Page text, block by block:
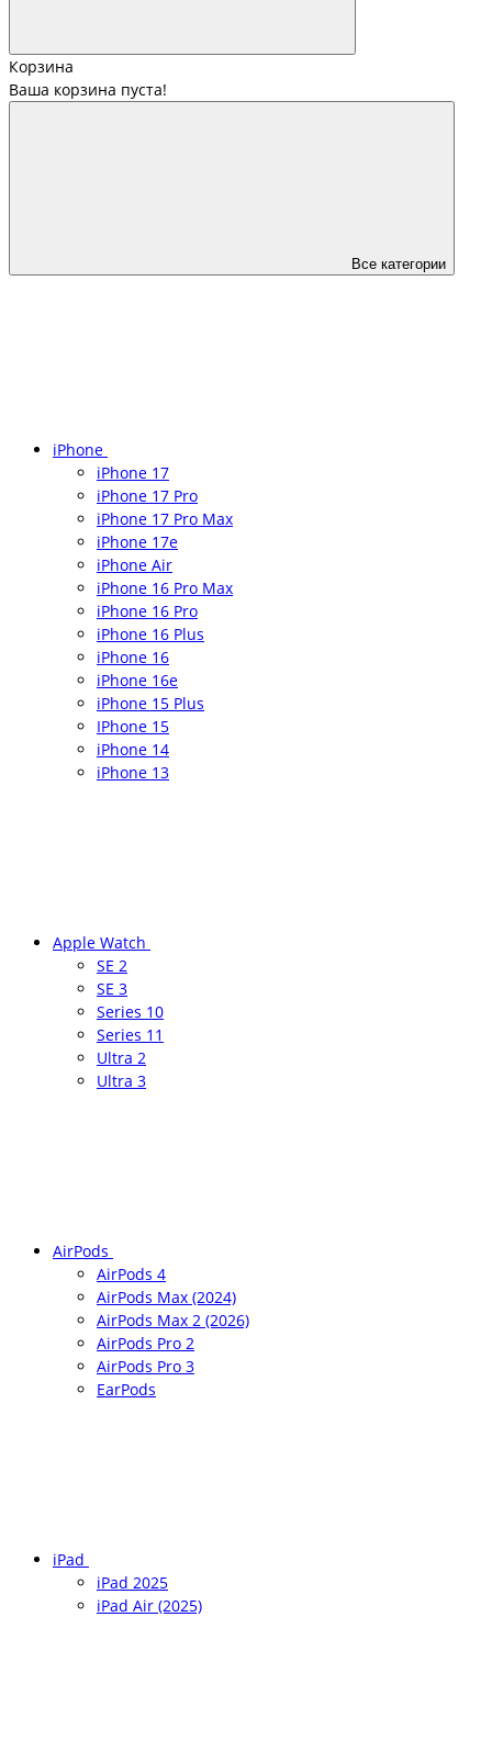
Корзина
Ваша корзина пуста!
Все категории
iPhone
iPhone 17
iPhone 17 Pro
iPhone 17 Pro Max
iPhone 17e
iPhone Air
iPhone 16 Pro Max
iPhone 16 Pro
iPhone 16 Plus
iPhone 16
iPhone 16e
iPhone 15 Plus
IPhone 15
iPhone 14
iPhone 13
Apple Watch
SE 2
SE 3
Series 10
Series 11
Ultra 2
Ultra 3
AirPods
AirPods 4
AirPods Max (2024)
AirPods Max 2 (2026)
AirPods Pro 2
AirPods Pro 3
EarPods
iPad
iPad 2025
iPad Air (2025)